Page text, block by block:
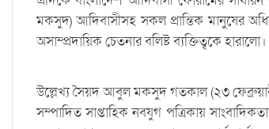
মকসুদ) আদিবাসীসহ সকল প্রান্তিক মানুষের
অসাম্প্রদায়িক চেতনার বলিষ্ট ব্যক্তিত্বকে হারালো।
উল্লেখ্য সৈয়দ আবুল মকসুদ গতকাল (২৩
সম্পাদিত সাপ্তাহিক নবযুগ পত্রিকায়